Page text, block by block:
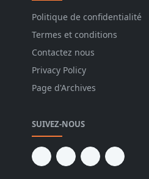
Politique de confidentialité
Termes et conditions
Contactez nous
Privacy Policy
Page d'Archives
SUIVEZ-NOUS